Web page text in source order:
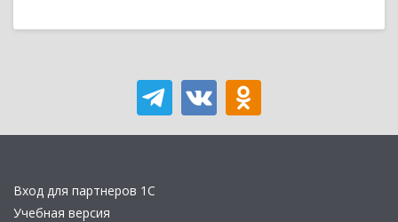
Вход для партнеров 1С
Учебная версия